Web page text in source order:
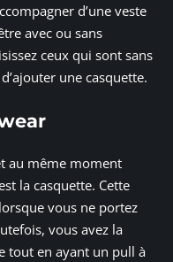
d’une veste
avec ou sans
ceux qui sont sans
une casquette.
au même moment
la casquette. Cette
vous ne portez
vous avez la
tout en ayant un pull à